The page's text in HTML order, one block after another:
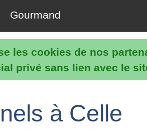
les cookies de nos
privé sans lien avec le
Gourmand
à Celle